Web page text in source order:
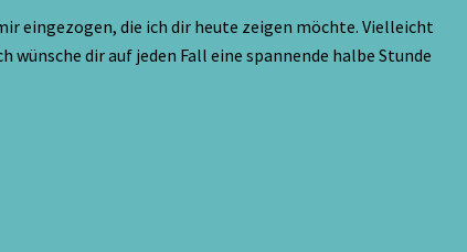
eingezogen, die ich dir heute zeigen möchte. Vielleicht
dir auf jeden Fall eine spannende halbe Stunde